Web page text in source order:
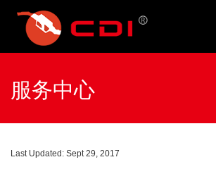
服务中心
Last Updated: Sept 29, 2017